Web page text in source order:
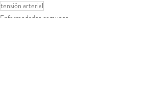
tensión arterial
Enfermedades comunes